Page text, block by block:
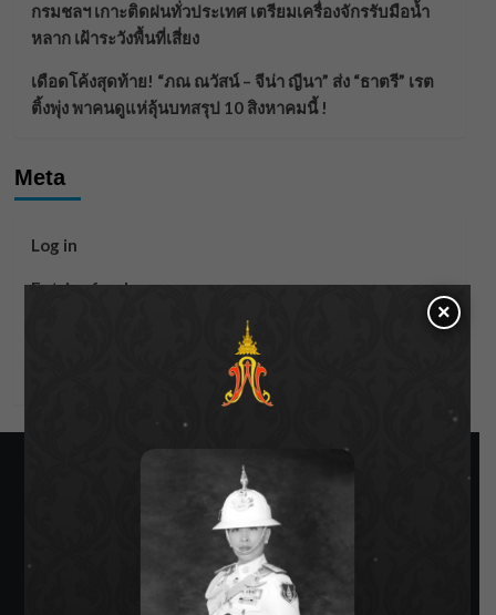
กรมชลฯ เกาะติดฝนทั่วประเทศ เตรียมเครื่องจักรรับมือน้ำ
หลาก เฝ้าระวังพื้นที่เสี่ยง
เดือดโค้งสุดท้าย! “ภณ ณวัสน์ – จีน่า ญีนา” ส่ง “ธาตรี” เรต
ติ้งพุ่ง พาคนดูแห่ลุ้นบทสรุป 10 สิงหาคมนี้ !
Meta
Log in
Entries feed
×